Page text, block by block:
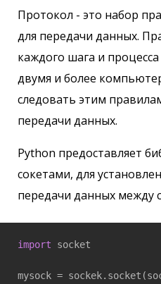
Протокол - это набор
для передачи данных.
каждого шага и
двумя и более
следовать этим
передачи данных.
Python предоставляет
сокетами, для
передачи данных между
import socket
mysock =